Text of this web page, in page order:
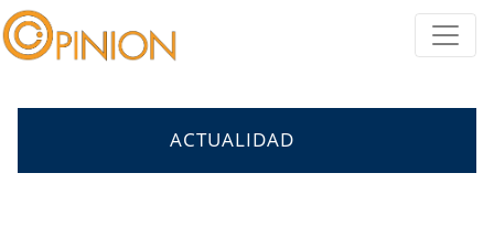
ACTUALIDAD